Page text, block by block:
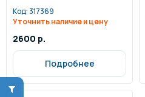
Код:317369
Уточнить наличие и цену
2600 р.
Подробнее